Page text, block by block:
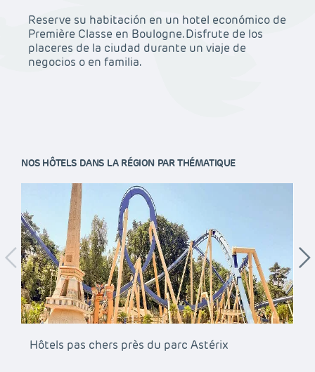
Reserve su habitación en un hotel económico de
Première Classe en Boulogne. Disfrute de los
placeres de la ciudad durante un viaje de
negocios o en familia.
NOS HÔTELS DANS LA RÉGION PAR THÉMATIQUE
Hôtels pas chers près du parc Astérix